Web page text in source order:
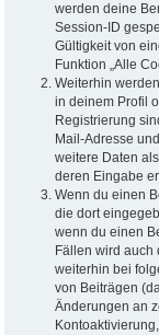
werden deine
Session-ID
Gültigkeit von
Funktion „Alle
Weiterhin
in deinem Profil
Registrierung
Mail-Adresse
weitere Daten
deren Eingabe
Wenn du einen
die dort
wenn du einen
Fällen wird auch
weiterhin bei
von Beiträgen
Änderungen an